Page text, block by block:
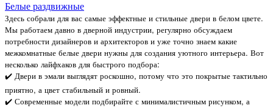
Белые раздвижные
Здесь собрали для вас самые эффектные и стильные двери в белом цвете.
Мы работаем давно в дверной индустрии, регулярно обсуждаем
потребности дизайнеров и архитекторов и уже точно знаем какие
межкомнатные белые двери нужны для создания уютного интерьера. Вот
несколько лайфхаков для быстрого подбора:
✔️ Двери в эмали выглядят роскошно, потому что это покрытые тактильно
приятно, а цвет стабильный и ровный.
✔️ Современные модели подбирайте с минималистичным рисунком, а